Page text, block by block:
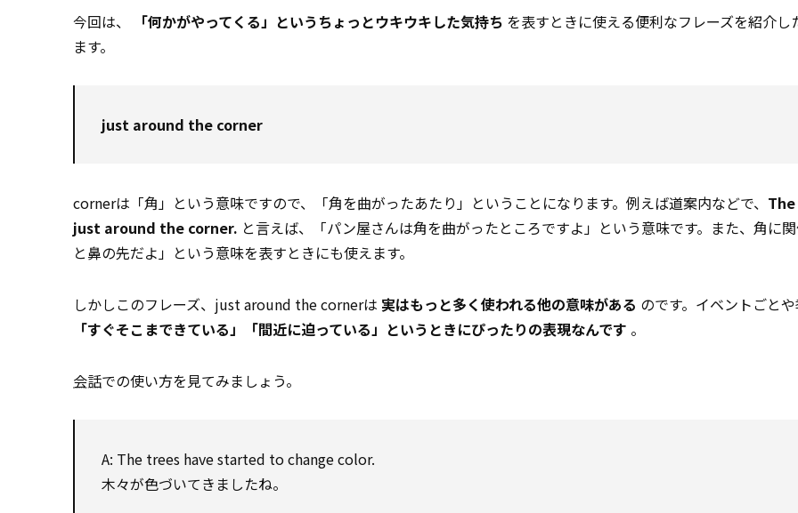
今回は、 「何かがやってくる」というちょっとウキウキした気持ち を表すときに使える便利なフレーズを紹介し
ます。
just around the corner
cornerは「角」という意味ですので、「角を曲がったあたり」ということになります。例えば道案内などで、
just around the corner. と言えば、「パン屋さんは角を曲がったところですよ」という意味です。また、角に
と鼻の先だよ」という意味を表すときにも使えます。
しかしこのフレーズ、just around the cornerは 実はもっと多く使われる他の意味がある のです。イベントごと
「すぐそこまできている」「間近に迫っている」というときにぴったりの表現なんです 。
会話での使い方を見てみましょう。
A: The trees have started to change color.
木々が色づいてきましたね。